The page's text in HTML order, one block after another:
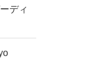
ディ